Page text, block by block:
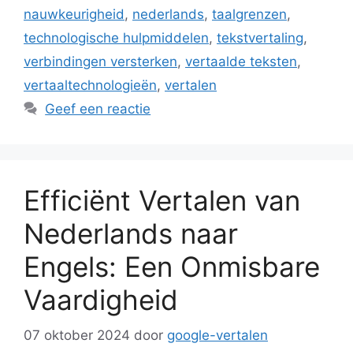
nauwkeurigheid, nederlands, taalgrenzen,
technologische hulpmiddelen, tekstvertaling,
verbindingen versterken, vertaalde teksten,
vertaaltechnologieën, vertalen
Geef een reactie
Efficiënt Vertalen van
Nederlands naar
Engels: Een Onmisbare
Vaardigheid
07 oktober 2024 door google-vertalen